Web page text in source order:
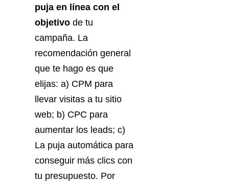
puja en línea con el
objetivo de tu
campaña. La
recomendación general
que te hago es que
elijas: a) CPM para
llevar visitas a tu sitio
web; b) CPC para
aumentar los leads; c)
La puja automática para
conseguir más clics con
tu presupuesto. Por